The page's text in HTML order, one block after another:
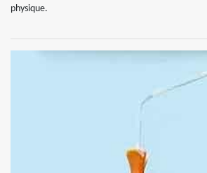
physique.